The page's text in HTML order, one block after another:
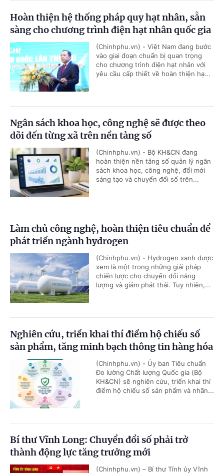
Hoàn thiện hệ thống pháp quy hạt nhân, sẵn
sàng cho chương trình điện hạt nhân quốc gia
(Chinhphu.vn) - Việt Nam đang bước
vào giai đoạn chuẩn bị quan trọng
cho chương trình điện hạt nhân với
yêu cầu cấp thiết về hoàn thiện hạ...
Ngân sách khoa học, công nghệ sẽ được theo
dõi đến từng xã trên nền tảng số
(Chinhphu.vn) - Bộ KH&CN đang
hoàn thiện nền tảng số quản lý ngân
sách khoa học, công nghệ, đổi mới
sáng tạo và chuyển đổi số trên...
Làm chủ công nghệ, hoàn thiện tiêu chuẩn để
phát triển ngành hydrogen
(Chinhphu.vn) - Hydrogen xanh được
xem là một trong những giải pháp
chiến lược cho chuyển đổi năng
lượng và giảm phát thải. Tuy nhiên,...
Nghiên cứu, triển khai thí điểm hộ chiếu số
sản phẩm, tăng minh bạch thông tin hàng hóa
(Chinhphu.vn) - Ủy ban Tiêu chuẩn
Đo lường Chất lượng Quốc gia (Bộ
KH&CN) sẽ nghiên cứu, triển khai thí
điểm hộ chiếu số sản phẩm và nhãn...
Bí thư Vĩnh Long: Chuyển đổi số phải trở
thành động lực tăng trưởng mới
(Chinhphu.vn) – Bí thư Tỉnh ủy Vĩnh